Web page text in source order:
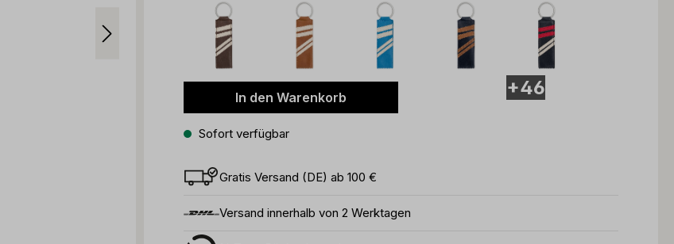
Sofort verfügbar
+46
In den Warenkorb
Gratis Versand (DE) ab 100 €
Versand innerhalb von 2 Werktagen